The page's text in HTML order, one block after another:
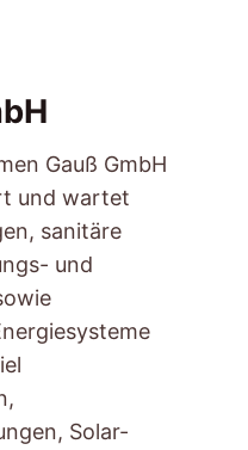
Gauß GmbH
und wartet
sanitäre
und
Solar-